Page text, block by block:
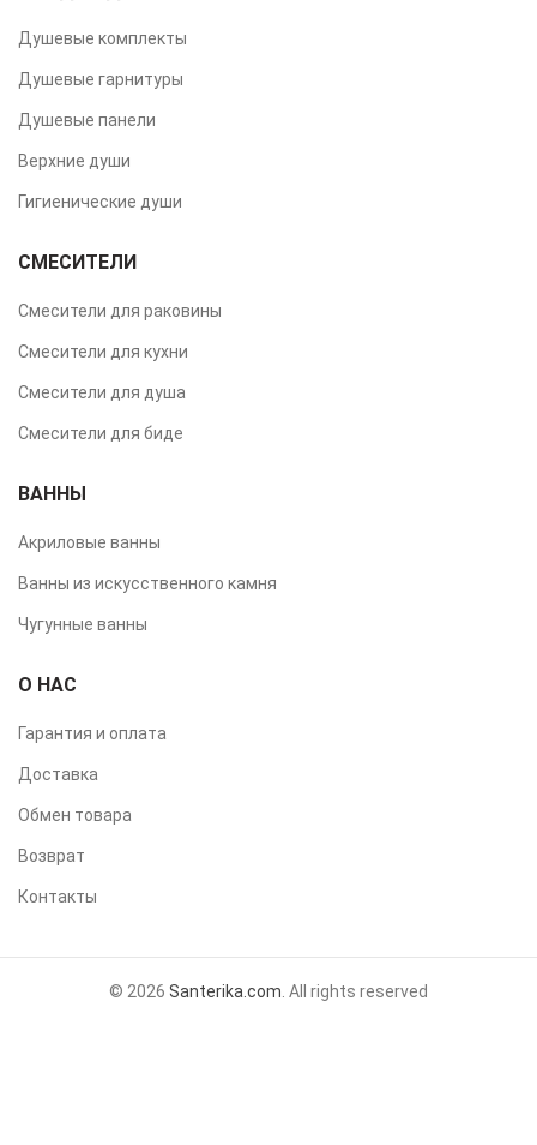
Душевые комплекты
Душевые гарнитуры
Душевые панели
Верхние души
Гигиенические души
СМЕСИТЕЛИ
Смесители для раковины
Смесители для кухни
Смесители для душа
Смесители для биде
ВАННЫ
Акриловые ванны
Ванны из искусственного камня
Чугунные ванны
О НАС
Гарантия и оплата
Доставка
Обмен товара
Возврат
Контакты
© 2026 Santerika.com. All rights reserved